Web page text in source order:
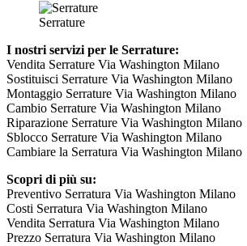
Serrature
I nostri servizi per le Serrature:
Vendita Serrature Via Washington Milano
Sostituisci Serrature Via Washington Milano
Montaggio Serrature Via Washington Milano
Cambio Serrature Via Washington Milano
Riparazione Serrature Via Washington Milano
Sblocco Serrature Via Washington Milano
Cambiare la Serratura Via Washington Milano
Scopri di più su:
Preventivo Serratura Via Washington Milano
Costi Serratura Via Washington Milano
Vendita Serratura Via Washington Milano
Prezzo Serratura Via Washington Milano